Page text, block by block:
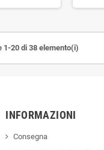
1-20 di 38 elemento(i)
INFORMAZIONI
Consegna